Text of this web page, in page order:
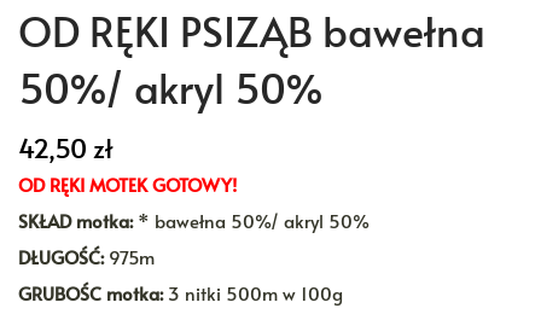
OD RĘKI PSIZĄB bawełna
50%/ akryl 50%
42,50 zł
OD RĘKI MOTEK GOTOWY!
SKŁAD motka:* bawełna 50%/ akryl 50%
DŁUGOŚĆ:975m
GRUBOŚC motka:3 nitki 500m w 100g